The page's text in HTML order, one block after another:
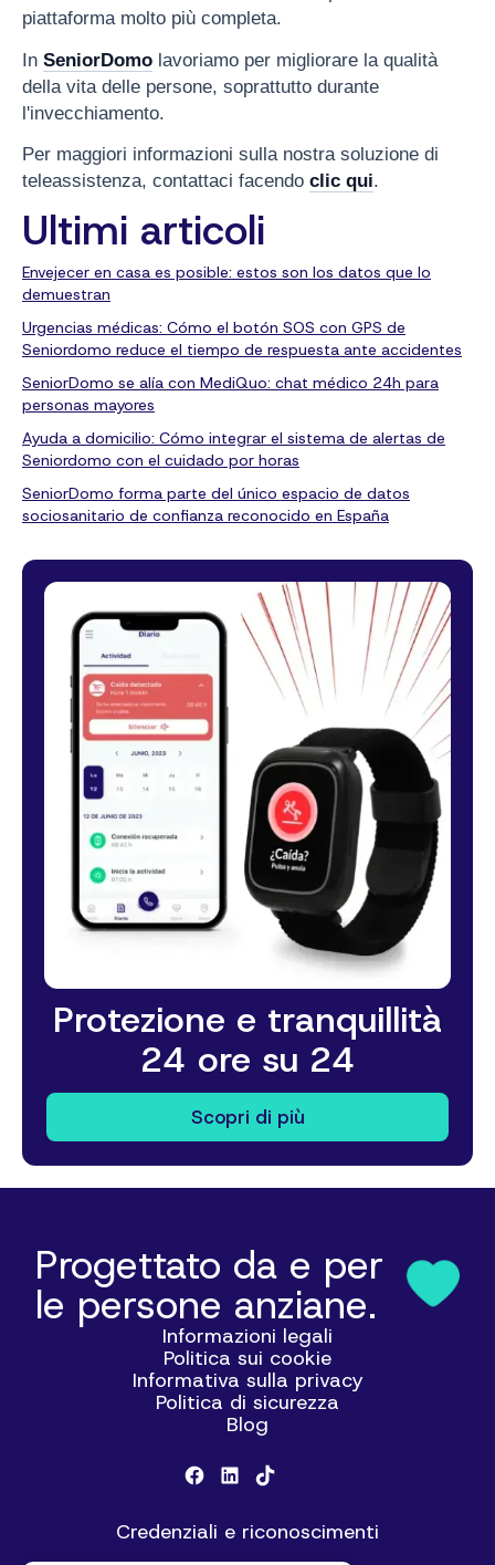
piattaforma molto più completa.
In SeniorDomo lavoriamo per migliorare la qualità
della vita delle persone, soprattutto durante
l'invecchiamento.
Per maggiori informazioni sulla nostra soluzione di
teleassistenza, contattaci facendo clic qui.
Ultimi articoli
Envejecer en casa es posible: estos son los datos que lo
demuestran
Urgencias médicas: Cómo el botón SOS con GPS de
Seniordomo reduce el tiempo de respuesta ante accidentes
SeniorDomo se alía con MediQuo: chat médico 24h para
personas mayores
Ayuda a domicilio: Cómo integrar el sistema de alertas de
Seniordomo con el cuidado por horas
SeniorDomo forma parte del único espacio de datos
sociosanitario de confianza reconocido en España
Protezione e tranquillità
24 ore su 24
Scopri di più
Progettato da e per
le persone anziane.
Informazioni legali
Politica sui cookie
Informativa sulla privacy
Politica di sicurezza
Blog
Credenziali e riconoscimenti